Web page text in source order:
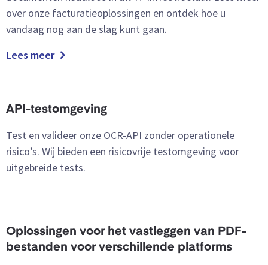
over onze facturatieoplossingen en ontdek hoe u
vandaag nog aan de slag kunt gaan.
Lees meer
API-testomgeving
Test en valideer onze OCR-API zonder operationele
risico’s. Wij bieden een risicovrije testomgeving voor
uitgebreide tests.
Oplossingen voor het vastleggen van PDF-
bestanden voor verschillende platforms